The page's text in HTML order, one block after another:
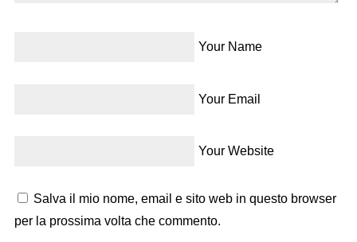
Your Name
Your Email
Your Website
Salva il mio nome, email e sito web in questo browser
per la prossima volta che commento.